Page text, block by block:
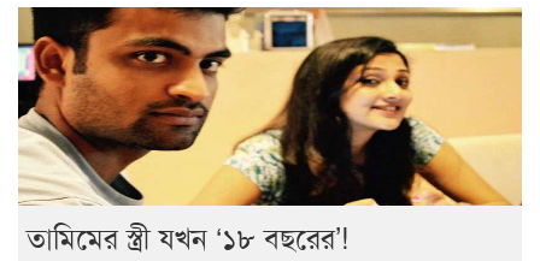
তামিমের স্ত্রী যখন ‘১৮ বছরের’!